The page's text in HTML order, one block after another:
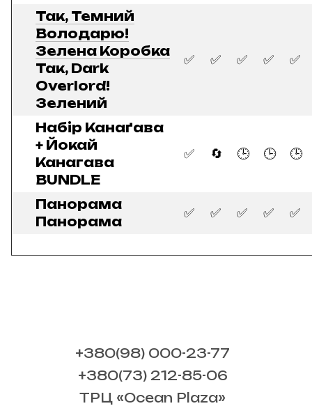
Так, Темний
Володарю!
Зелена Коробка
Так, Dark
Overlord!
Зелений
✅ ✅ ✅ ✅ ✅
Набір Канаґава
+ Йокай
Канагава
BUNDLE
✅ 🔄 🕒 🕒 🕒
Панорама
Панорама
✅ ✅ ✅ ✅ ✅
+380(98) 000-23-77
+380(73) 212-85-06
ТРЦ «Ocean Plaza»